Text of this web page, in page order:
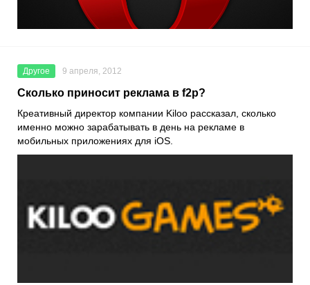
Другое 9 апреля, 2012
Сколько приносит реклама в f2p?
Креативный директор компании Kiloo рассказал, сколько
именно можно зарабатывать в день на рекламе в
мобильных приложениях для iOS.